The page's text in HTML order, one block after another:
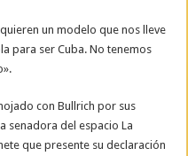
un modelo que nos lleve
para ser Cuba. No tenemos
con Bullrich por sus
senadora del espacio La
que presente su declaración